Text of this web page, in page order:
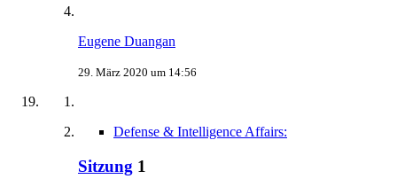
Eugene Duangan
29. März 2020 um 14:56
Defense & Intelligence Affairs:
Sitzung 1